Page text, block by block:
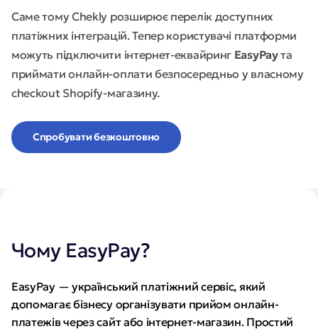
Саме тому Chekly розширює перелік доступних
платіжних інтеграцій. Тепер користувачі платформи
можуть підключити інтернет-еквайринг EasyPayта
приймати онлайн-оплати безпосередньо у власному
checkout Shopify-магазину.
Спробувати безкоштовно
Чому EasyPay?
EasyPay — український платіжний сервіс, який
допомагає бізнесу організувати прийом онлайн-
платежів через сайт або інтернет-магазин. Простий